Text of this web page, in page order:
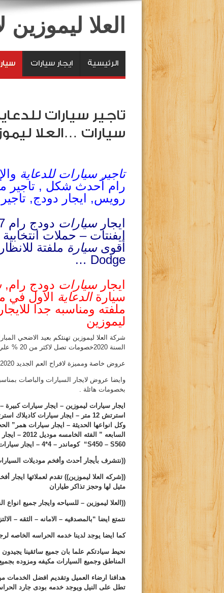
العلا
الرئيسية ايجار سيارات
تاجير سيارات
سيارات …العلا
تاجير سيارات للدعاية
رام أحدث شكل , تاجير
رويس, ايجار دودج,
ايجارسيارات دودج رام 2017 – 2018 للايجار
ايفنتات – حملات
أقوىسيارة ملفتة
Dodge …
ايجارسيارات دودج رام,
سيارةالدعاية الاول
ملفته ومناسبه جدا
ليموزين
شركة العلا ليموزين تهنئكم بعيد الاضحي
السنة 2020خصومات تصل لاكثر من 20 % علي جميع السيارات
عروض خاصة ومميزة لافراح العم الجديد 2020بادر الحجز معنا .
بخصومات هائلة .
ايجار سيارات ليموزين – ايجار سيارات
السابعه ” الفئه الخامسه موديل 2012 – ايجار سيارات جيب شروكى جراند – ليبرتى –”
S450 – S560
“ كوماندر – 4*4 – ايجار سيارات مرسيدس
((نتشرف بأيجار أحدث وأفخم موديلات
((شركه العلا ليموزين)) تقدم لعملائها ايجار
مثيل لها وحجز تذاكر طياران
(( العلا ليموزين– للسياحه وايجار جميع
نتمتع ايضا “بالمصدقيه – الامانه – الثقه –
كما ايضا يوجد لدينا خدمه الحراسه الخاصه
نحيط سيادتكم علما بان جميع سائقينا يجيدون
المناطق وجميع السيارات مكيفه ومزوده
هدافنا ارضاء العميل وتقديم افضل الخدمات
تطل على النيل ويوجد خدمه بودى جارد